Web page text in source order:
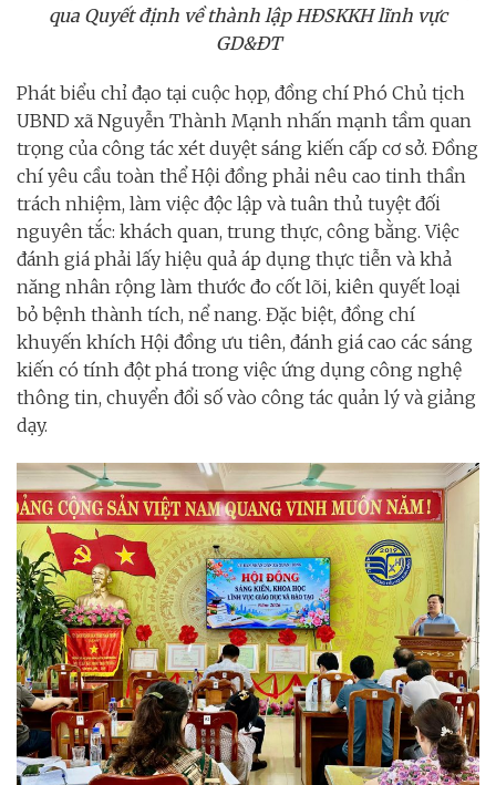
qua Quyết định về thành lập HĐSKKH lĩnh vực
GD&ĐT
Phát biểu chỉ đạo tại cuộc họp, đồng chí Phó Chủ tịch
UBND xã Nguyễn Thành Mạnh nhấn mạnh tầm quan
trọng của công tác xét duyệt sáng kiến cấp cơ sở. Đồng
chí yêu cầu toàn thể Hội đồng phải nêu cao tinh thần
trách nhiệm, làm việc độc lập và tuân thủ tuyệt đối
nguyên tắc: khách quan, trung thực, công bằng. Việc
đánh giá phải lấy hiệu quả áp dụng thực tiễn và khả
năng nhân rộng làm thước đo cốt lõi, kiên quyết loại
bỏ bệnh thành tích, nể nang. Đặc biệt, đồng chí
khuyến khích Hội đồng ưu tiên, đánh giá cao các sáng
kiến có tính đột phá trong việc ứng dụng công nghệ
thông tin, chuyển đổi số vào công tác quản lý và giảng
dạy.